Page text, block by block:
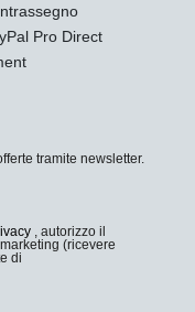
Pro Direct
tramite newsletter.
, autorizzo il
(ricevere
di